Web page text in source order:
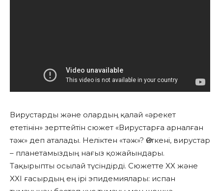
Вирустарды және олардың қалай «әрекет
ететінін» зерттейтін сюжет «Вирустарға арналған
тәж» деп аталады. Неліктен «тәж»? Өйткені, вирустар
– планетамыздың нағыз қожайындары.
Тақырыпты осылай түсіндірді. Сюжетте XX және
XXI ғасырдың ең ірі эпидемиялары: испан